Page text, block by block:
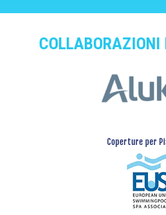
COLLABORAZIONI
Coperture per